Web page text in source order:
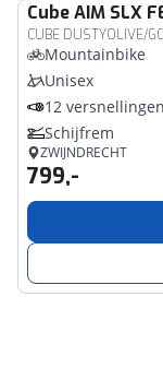
CubeAIM SLX
CUBE DUSTYOLIVE/
Mountainbike
Unisex
12 versnellingen
Schijfrem
ZWIJNDRECHT
799,-